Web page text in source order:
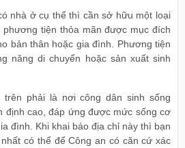
nhà ở cụ thể thì cần sở hữu một loại
tiện thỏa mãn được mục đích
bản thân hoặc gia đình. Phương tiện
năng di chuyển hoặc sản xuất sinh
phải là nơi công dân sinh sống
định cao, đáp ứng được mức sống cơ
đình. Khi khai báo địa chỉ này thì bạn
có thể để Công an có căn cứ xác